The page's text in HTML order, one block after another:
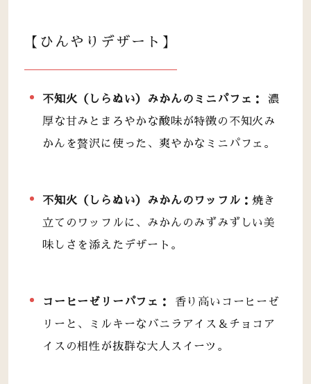
【ひんやりデザート】
不知火（しらぬい）みかんのミニパフェ：
濃
厚な甘みとまろやかな酸味が特徴の不知火み
かんを贅沢に使った、爽やかなミニパフェ。
不知火（しらぬい）みかんのワッフル： 焼き
立てのワッフルに、みかんのみずみずしい美
味しさを添えたデザート。
コーヒーゼリーパフェ：
香り高いコーヒーゼ
リーと、ミルキーなバニラアイス＆チョコア
イスの相性が抜群な大人スイーツ。